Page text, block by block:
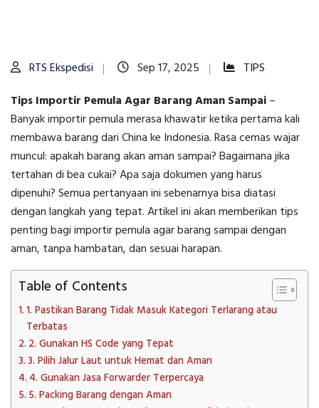
RTS Ekspedisi Sep 17, 2025
TIPS
Tips Importir Pemula Agar Barang Aman Sampai–
Banyak importir pemula merasa khawatir ketika pertama kali
membawa barang dari China ke Indonesia. Rasa cemas wajar
muncul: apakah barang akan aman sampai? Bagaimana jika
tertahan di bea cukai? Apa saja dokumen yang harus
dipenuhi? Semua pertanyaan ini sebenarnya bisa diatasi
dengan langkah yang tepat. Artikel ini akan memberikan tips
penting bagi importir pemula agar barang sampai dengan
aman, tanpa hambatan, dan sesuai harapan.
Table of Contents
1. Pastikan Barang Tidak Masuk Kategori Terlarang atau
Terbatas
2. Gunakan HS Code yang Tepat
3. Pilih Jalur Laut untuk Hemat dan Aman
4. Gunakan Jasa Forwarder Terpercaya
5. Packing Barang dengan Aman